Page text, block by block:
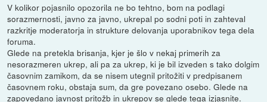
V kolikor pojasnilo opozorila ne bo tehtno, bom na podlagi
sorazmernosti, javno za javno, ukrepal po sodni poti in zahteval
razkritje moderatorja in strukture delovanja uporabnikov tega dela
foruma.
Glede na pretekla brisanja, kjer je šlo v nekaj primerih za
nesorazmeren ukrep, ali pa za ukrep, ki je bil izveden s tako dolgim
časovnim zamikom, da se nisem utegnil pritožiti v predpisanem
časovnem roku, obstaja sum, da gre povezano osebo. Glede na
zapovedano javnost pritožb in ukrepov se glede tega izjasnite.